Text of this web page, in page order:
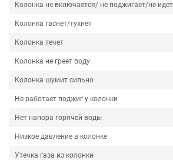
Колонка не включается/ не поджигает/не идет
Колонка гаснет/тухнет
Колонка течет
Колонка не греет воду
Колонка шумит сильно
Не работает поджиг у колонки
Нет напора горячей воды
Низкое давление в колонке
Утечка газа из колонки